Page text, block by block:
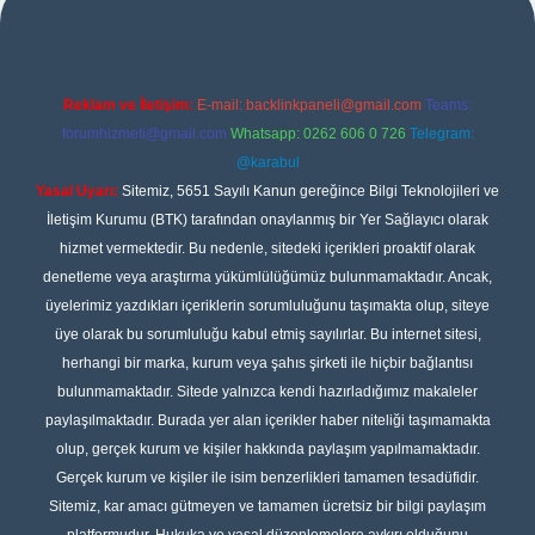
Reklam ve İletişim: E-mail: backlinkpaneli@gmail.com Teams:
forumhizmeti@gmail.com Whatsapp: 0262 606 0 726 Telegram:
@karabul
Yasal Uyarı: Sitemiz, 5651 Sayılı Kanun gereğince Bilgi Teknolojileri ve
İletişim Kurumu (BTK) tarafından onaylanmış bir Yer Sağlayıcı olarak
hizmet vermektedir. Bu nedenle, sitedeki içerikleri proaktif olarak
denetleme veya araştırma yükümlülüğümüz bulunmamaktadır. Ancak,
üyelerimiz yazdıkları içeriklerin sorumluluğunu taşımakta olup, siteye
üye olarak bu sorumluluğu kabul etmiş sayılırlar. Bu internet sitesi,
herhangi bir marka, kurum veya şahıs şirketi ile hiçbir bağlantısı
bulunmamaktadır. Sitede yalnızca kendi hazırladığımız makaleler
paylaşılmaktadır. Burada yer alan içerikler haber niteliği taşımamakta
olup, gerçek kurum ve kişiler hakkında paylaşım yapılmamaktadır.
Gerçek kurum ve kişiler ile isim benzerlikleri tamamen tesadüfidir.
Sitemiz, kar amacı gütmeyen ve tamamen ücretsiz bir bilgi paylaşım